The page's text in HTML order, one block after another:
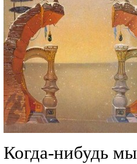
Когда-нибудь